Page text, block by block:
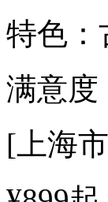
特色：
满意度
[上海